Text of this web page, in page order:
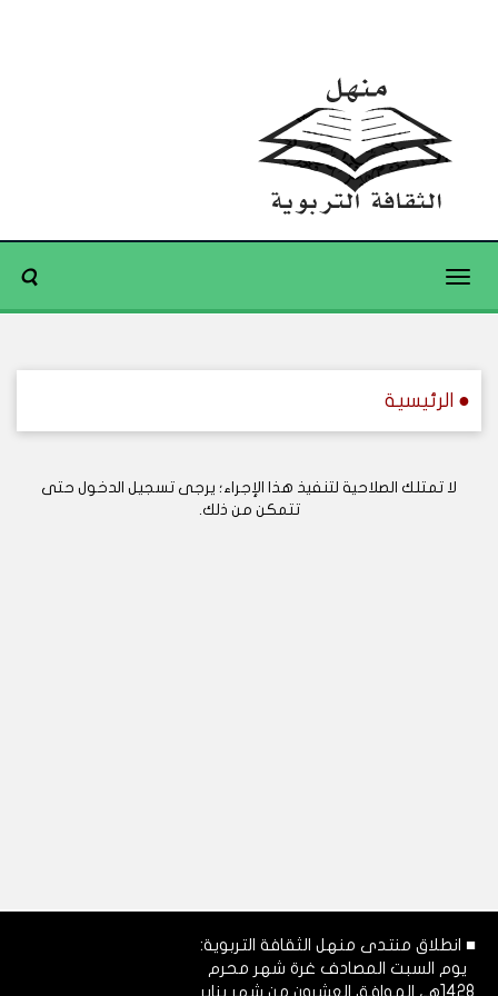
Toggle
● الرئيسية
لا تمتلك الصلاحية لتنفيذ هذا الإجراء؛ يرجى تسجيل الدخول حتى
تتمكن من ذلك.
■ انطلاق منتدى منهل الثقافة التربوية:
يوم السبت المصادف غرة شهر محرم
1428هـ، الموافق العشرون من شهر يناير